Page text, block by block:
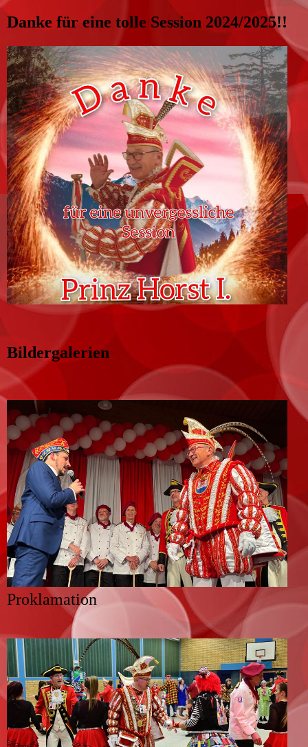
Danke für eine tolle Session 2024/2025!!
Bildergalerien
Proklamation